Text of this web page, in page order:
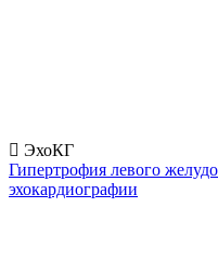
ЭхоКГ
Гипертрофия левого
эхокардиографии